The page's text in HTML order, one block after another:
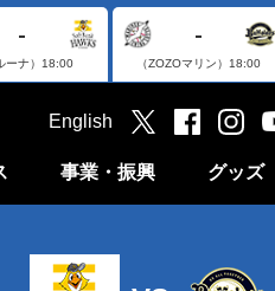
-
ーナ） 18:00
-
（ZOZOマリン） 18:00
事業・振興 グッズ
English